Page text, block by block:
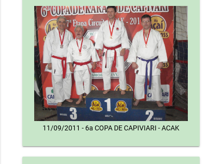
11/09/2011 - 6a COPA DE CAPIVIARI - ACAK